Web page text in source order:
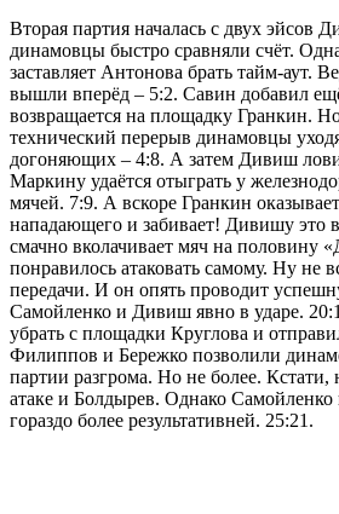
Вторая партия началась с двух эйсов
динамовцы быстро сравняли счёт.
заставляет Антонова брать тайм-аут.
вышли вперёд – 5:2. Савин добавил
возвращается на площадку Гранкин.
технический перерыв динамовцы
догоняющих – 4:8. А затем Дивиш
Маркину удаётся отыграть у
мячей. 7:9. А вскоре Гранкин
нападающего и забивает! Дивишу это
смачно вколачивает мяч на половину
понравилось атаковать самому. Ну не
передачи. И он опять проводит
Самойленко и Дивиш явно в ударе.
убрать с площадки Круглова и
Филиппов и Бережко позволили
партии разгрома. Но не более. Кстати,
атаке и Болдырев. Однако
гораздо более результативней. 25:21.